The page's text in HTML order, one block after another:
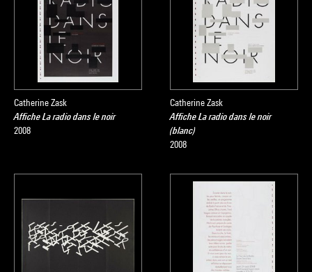
Catherine Zask
Affiche La radio dans le noir
2008
Catherine Zask
Affiche La radio dans le noir
(blanc)
2008